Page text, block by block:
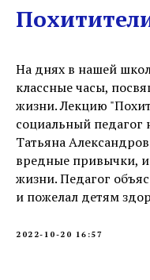
На днях в нашей
классные часы,
жизни. Лекцию
социальный
Татьяна
вредные привычки,
жизни. Педагог
и пожелал детям
2022-10-20 16:57